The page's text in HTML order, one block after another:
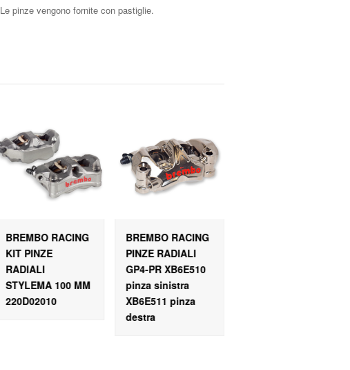
Le pinze vengono fornite con pastiglie.
BREMBO RACING
KIT PINZE
RADIALI
STYLEMA 100 MM
220D02010
BREMBO RACING
PINZE RADIALI
GP4-PR XB6E510
pinza sinistra
XB6E511 pinza
destra